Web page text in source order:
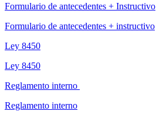
Formulario de antecedentes + Instructivo
Formulario de antecedentes + instructivo
Ley 8450
Ley 8450
Reglamento interno
Reglamento interno